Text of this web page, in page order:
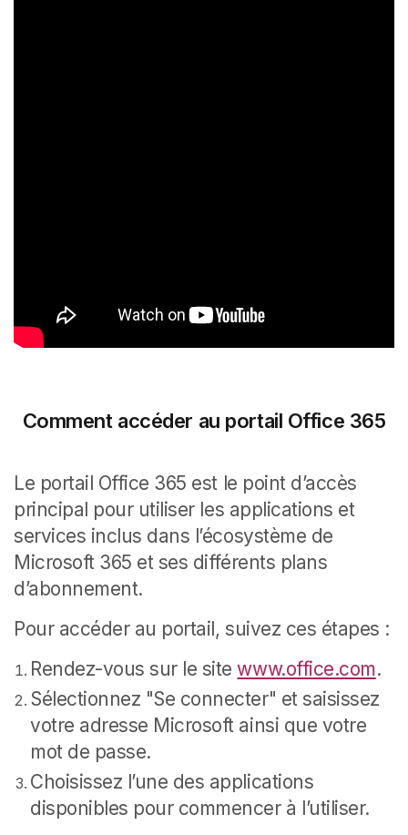
Comment accéder au portail Office 365
Le portail Office 365 est le point d’accès
principal pour utiliser les applications et
services inclus dans l’écosystème de
Microsoft 365 et ses différents plans
d’abonnement.
Pour accéder au portail, suivez ces étapes :
Rendez-vous sur le sitewww.office.com.
Sélectionnez "Se connecter" et saisissez
votre adresse Microsoft ainsi que votre
mot de passe.
Choisissez l’une des applications
disponibles pour commencer à l’utiliser.